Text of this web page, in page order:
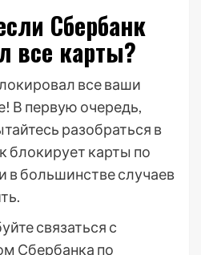
Сбербанк
все карты?
все ваши
В первую очередь,
разобраться в
блокирует карты по
в большинстве случаев
связаться с
Сбербанка по